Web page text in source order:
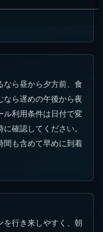
なら昼から夕方前、食
なら遅めの午後から夜
ル利用条件は日付で変
確認してください。
間も含めて早めに到着
を行き来しやすく、朝